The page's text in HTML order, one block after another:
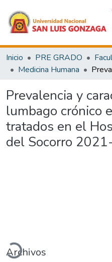
Inicio PRE GRADO
Medicina Humana
Prevalencia y
lumbago crónico
tratados en el
del Socorro
Cargando...
Archivos